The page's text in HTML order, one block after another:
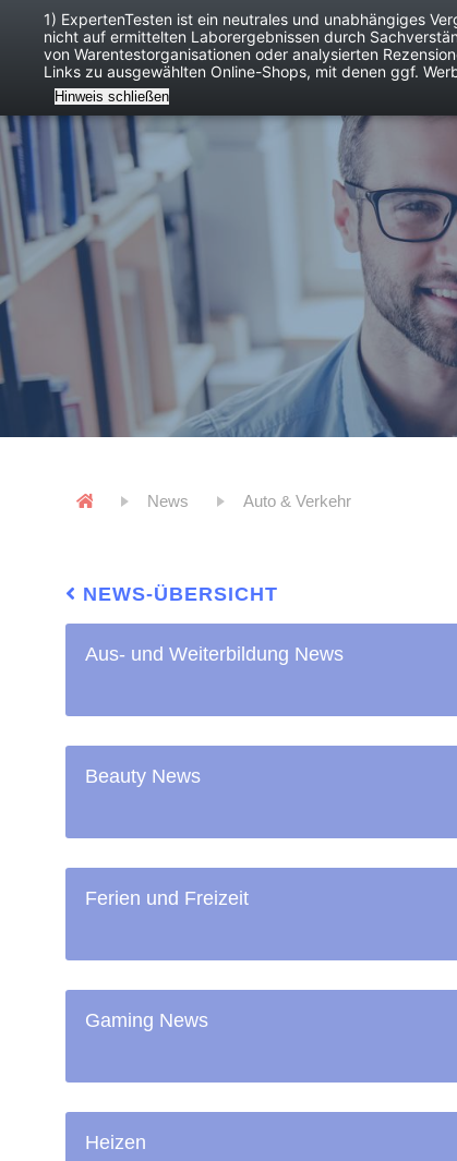
Baby
1) ExpertenTesten ist ein neutrales und unabhängiges
nicht auf ermittelten Laborergebnissen durch
von Warentestorganisationen oder analysierten
Links zu ausgewählten Online-Shops, mit denen ggf.
Hinweis schließen
News Auto & Verkehr
NEWS-ÜBERSICHT
Aus- und Weiterbildung News
Beauty News
Ferien und Freizeit
Gaming News
Heizen